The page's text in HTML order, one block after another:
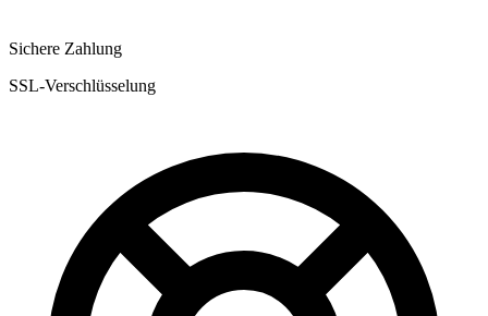
Sichere Zahlung
SSL-Verschlüsselung